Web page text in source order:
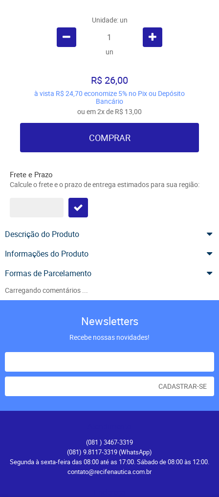
Unidade: un
un
R$ 26,00
à vista R$ 24,70 economize 5% no Pix ou Depósito
Bancário
ou em2xde R$ 13,00
COMPRAR
Frete e Prazo
Calcule o frete e o prazo de entrega estimados para sua região:
Descrição do Produto
Informações do Produto
Formas de Parcelamento
Carregando comentários ...
Newsletters
Recebe nossas novidades!
CADASTRAR-SE
(081 ) 3467-3319
(081) 9.8117-3319(WhatsApp)
Segunda à sexta-feira das 08:00 até as 17:00. Sábado de 08:00 às 12:00.
contato@recifenautica.com.br